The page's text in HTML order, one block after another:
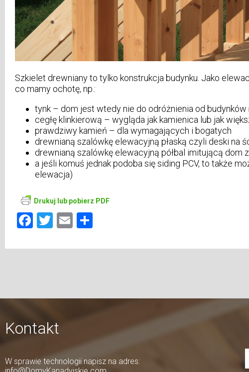
Szkielet drewniany to tylko konstrukcja budynku. Jako
co mamy ochotę, np.:
tynk – dom jest wtedy nie do odróżnienia od budynków
cegłę klinkierową – wygląda jak kamienica lub jak
prawdziwy kamień – dla wymagających i bogatych
drewnianą szalówkę elewacyjną płaską czyli deski na
drewnianą szalówkę elewacyjną półbal imitującą dom
a jeśli komuś jednak podoba się siding PCV, to także
elewacja)
Drukuj lub pobierz PDF
Facebook
Twitter
Email
Kontakt
W sprawie technologii napisz na adres: